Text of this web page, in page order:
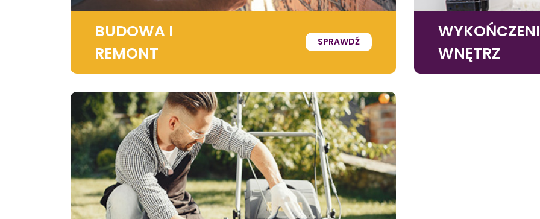
BUDOWA I
REMONT
SPRAWDŹ
WNĘTRZ